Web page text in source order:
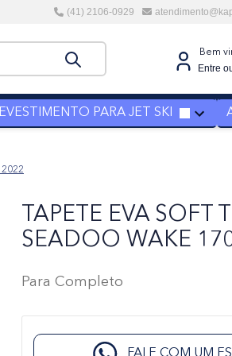
(41) 2106-0929
Bem
Entre
PARA JET SKI
2022
TAPETE EVA SOFT
SEADOO WAKE
Para Completo